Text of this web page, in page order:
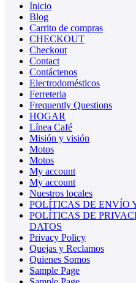
Inicio
Blog
Carrito de compras
CHECKOUT
Checkout
Contact
Contáctenos
Electrodomésticos
Ferreteria
Frequently Questions
HOGAR
Línea Café
Misión y visión
Motos
Motos
My account
My account
Nuestros locales
POLÍTICAS DE ENVÍO
POLÍTICAS DE
DATOS
Privacy Policy
Quejas y Reclamos
Quienes Somos
Sample Page